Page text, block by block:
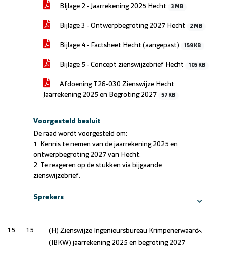
BIjlage 2 - Jaarrekening 2025 Hecht 3 MB
Bijlage 3 - Ontwerpbegroting 2027 Hecht 2 MB
Bijlage 4 - Factsheet Hecht (aangepast) 159 KB
Bijlage 5 - Concept zienswijzebrief Hecht 105 KB
Afdoening T26-030 Zienswijze Hecht
Jaarrekening 2025 en Begroting 2027
57 KB
Voorgesteld besluit
De raad wordt voorgesteld om:
1. Kennis te nemen van de jaarrekening 2025 en
ontwerpbegroting 2027 van Hecht.
2. Te reageren op de stukken via bijgaande
zienswijzebrief.
Sprekers
15
(H) Zienswijze Ingenieursbureau Krimpenerwaard
(IBKW) jaarrekening 2025 en begroting 2027